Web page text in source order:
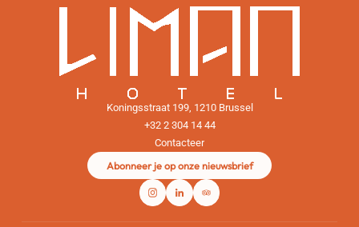
Koningsstraat 199, 1210 Brussel
+32 2 304 14 44
Contacteer
Abonneer je op onze nieuwsbrief